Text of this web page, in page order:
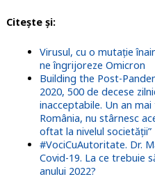
Citește și:
Virusul, cu o mutație
ne îngrijoreze Omicron
Building the Post-
2020, 500 de decese
inacceptabile. Un an
România, nu stârnesc
oftat la nivelul societății”
#VociCuAutoritate. Dr.
Covid-19. La ce trebuie
anului 2022?